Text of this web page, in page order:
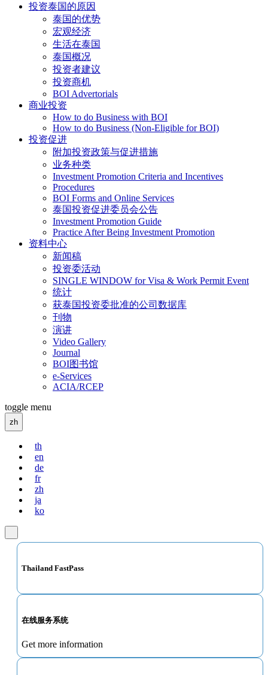
投资泰国的原因
泰国的优势
宏观经济
生活在泰国
泰国概况
投资者建议
投资商机
BOI Advertorials
商业投资
How to do Business with BOI
How to do Business (Non-Eligible for BOI)
投资促进
附加投资政策与促进措施
业务种类
Investment Promotion Criteria and Incentives
Procedures
BOI Forms and Online Services
泰国投资促进委员会公告
Investment Promotion Guide
Practice After Being Investment Promotion
资料中心
新闻稿
投资委活动
SINGLE WINDOW for Visa & Work Permit Event
统计
获泰国投资委批准的公司数据库
刊物
演讲
Video Gallery
Journal
BOI图书馆
e-Services
ACIA/RCEP
toggle menu
zh
th
en
de
fr
zh
ja
ko
Thailand FastPass
在线服务系统
Get more information